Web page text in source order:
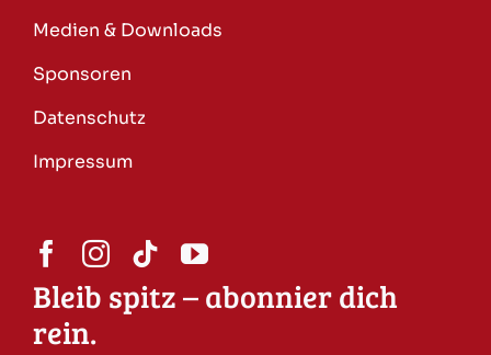
Medien & Downloads
Sponsoren
Datenschutz
Impressum
Bleib spitz – abonnier dich
rein.